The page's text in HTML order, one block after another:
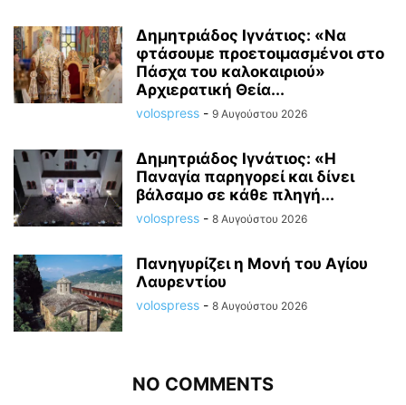
Δημητριάδος Ιγνάτιος: «Να
φτάσουμε προετοιμασμένοι στο
Πάσχα του καλοκαιριού»
Αρχιερατική Θεία...
volospress - 9 Αυγούστου 2026
Δημητριάδος Ιγνάτιος: «Η
Παναγία παρηγορεί και δίνει
βάλσαμο σε κάθε πληγή...
volospress - 8 Αυγούστου 2026
Πανηγυρίζει η Μονή του Αγίου
Λαυρεντίου
volospress - 8 Αυγούστου 2026
NO COMMENTS